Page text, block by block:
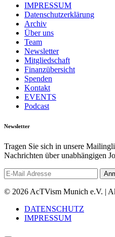
IMPRESSUM
Datenschutzerklärung
Archiv
Über uns
Team
Newsletter
Mitgliedschaft
Finanzübersicht
Spenden
Kontakt
EVENTS
Podcast
Newsletter
Tragen Sie sich in unsere
Nachrichten über unabhängigen
© 2026 AcTVism Munich e.V. |
DATENSCHUTZ
IMPRESSUM